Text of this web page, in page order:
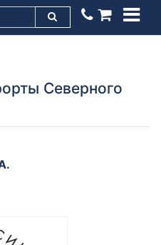
Северного